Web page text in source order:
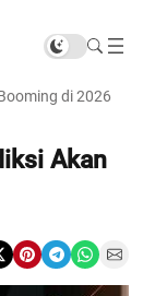
di 2026
Akan
X Share on Pinterest Share on Telegram Share on WhatsApp Share on Email